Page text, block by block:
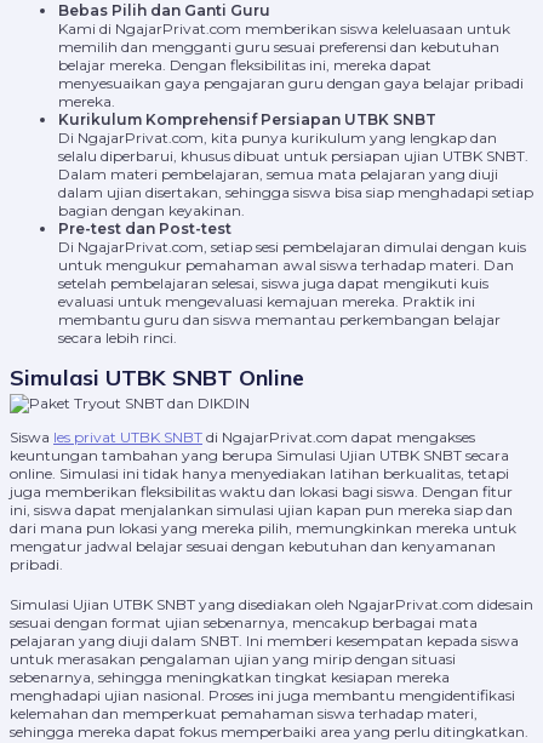
Bebas Pilih dan Ganti Guru
Kami di NgajarPrivat.com memberikan siswa keleluasaan untuk
memilih dan mengganti guru sesuai preferensi dan kebutuhan
belajar mereka. Dengan fleksibilitas ini, mereka dapat
menyesuaikan gaya pengajaran guru dengan gaya belajar pribadi
mereka.
Kurikulum Komprehensif Persiapan UTBK SNBT
Di NgajarPrivat.com, kita punya kurikulum yang lengkap dan
selalu diperbarui, khusus dibuat untuk persiapan ujian UTBK SNBT.
Dalam materi pembelajaran, semua mata pelajaran yang diuji
dalam ujian disertakan, sehingga siswa bisa siap menghadapi setiap
bagian dengan keyakinan.
Pre-test dan Post-test
Di NgajarPrivat.com, setiap sesi pembelajaran dimulai dengan kuis
untuk mengukur pemahaman awal siswa terhadap materi. Dan
setelah pembelajaran selesai, siswa juga dapat mengikuti kuis
evaluasi untuk mengevaluasi kemajuan mereka. Praktik ini
membantu guru dan siswa memantau perkembangan belajar
secara lebih rinci.
Simulasi UTBK SNBT Online
Siswa les privat UTBK SNBT di NgajarPrivat.com dapat mengakses
keuntungan tambahan yang berupa Simulasi Ujian UTBK SNBT secara
online. Simulasi ini tidak hanya menyediakan latihan berkualitas, tetapi
juga memberikan fleksibilitas waktu dan lokasi bagi siswa. Dengan fitur
ini, siswa dapat menjalankan simulasi ujian kapan pun mereka siap dan
dari mana pun lokasi yang mereka pilih, memungkinkan mereka untuk
mengatur jadwal belajar sesuai dengan kebutuhan dan kenyamanan
pribadi.
Simulasi Ujian UTBK SNBT yang disediakan oleh NgajarPrivat.com didesain
sesuai dengan format ujian sebenarnya, mencakup berbagai mata
pelajaran yang diuji dalam SNBT. Ini memberi kesempatan kepada siswa
untuk merasakan pengalaman ujian yang mirip dengan situasi
sebenarnya, sehingga meningkatkan tingkat kesiapan mereka
menghadapi ujian nasional. Proses ini juga membantu mengidentifikasi
kelemahan dan memperkuat pemahaman siswa terhadap materi,
sehingga mereka dapat fokus memperbaiki area yang perlu ditingkatkan.